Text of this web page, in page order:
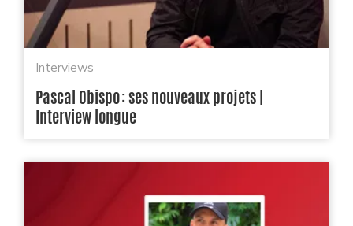
Interviews
Pascal Obispo : ses nouveaux projets |
Interview longue